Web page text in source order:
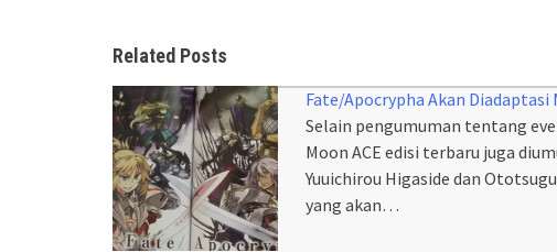
Related Posts
Fate/Apocrypha Akan Diadaptasi
Selain pengumuman tentang
Moon ACE edisi terbaru juga
Yuuichirou Higaside dan
yang akan…